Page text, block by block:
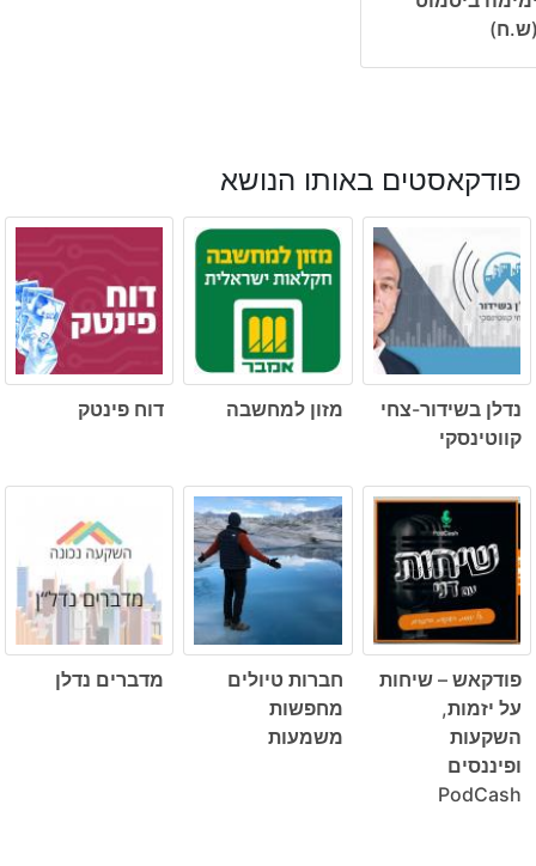
פודקאסטים באותו הנושא
נדלן בשידור-צחי
קווטינסקי
מזון למחשבה דוח פינטק
פודקאש – שיחות
על יזמות,
השקעות
ופיננסים
PodCash
חברות טיולים
מחפשות
משמעות
מדברים נדלן